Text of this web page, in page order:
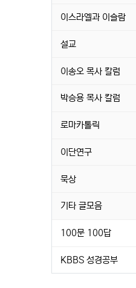
이스라엘과 이슬람
설교
이송오 목사 칼럼
박승용 목사 칼럼
로마카톨릭
이단연구
묵상
기타 글모음
100문 100답
KBBS 성경공부